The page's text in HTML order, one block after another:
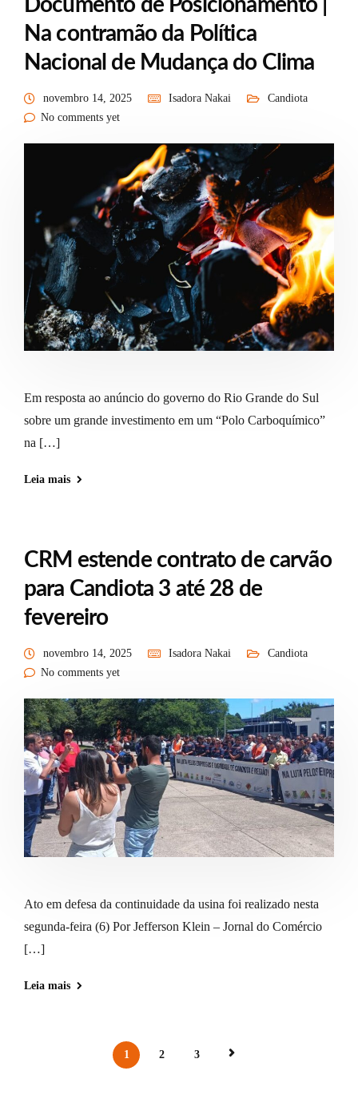
Documento de Posicionamento |
Na contramão da Política
Nacional de Mudança do Clima
novembro 14, 2025 Isadora Nakai
Candiota
No comments yet
Em resposta ao anúncio do governo do Rio Grande do Sul
sobre um grande investimento em um “Polo Carboquímico”
na […]
Leia mais
CRM estende contrato de carvão
para Candiota 3 até 28 de
fevereiro
novembro 14, 2025 Isadora Nakai
Candiota
No comments yet
Ato em defesa da continuidade da usina foi realizado nesta
segunda-feira (6) Por Jefferson Klein – Jornal do Comércio
[…]
Leia mais
1 2 3